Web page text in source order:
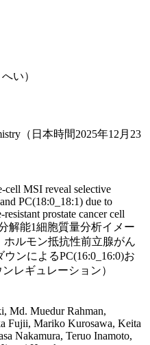
い）
（日本時間2025年12月23
MSI reveal selective
PC(18:0_18:1) due to
prostate cancer cell
解能1細胞質量分析イメー
ルモン抵抗性前立腺がん
ンによるPC(16:0_16:0)お
レギュレーション）
Md. Muedur Rahman,
Fujii, Mariko Kurosawa, Keita
Nakamura, Teruo Inamoto,